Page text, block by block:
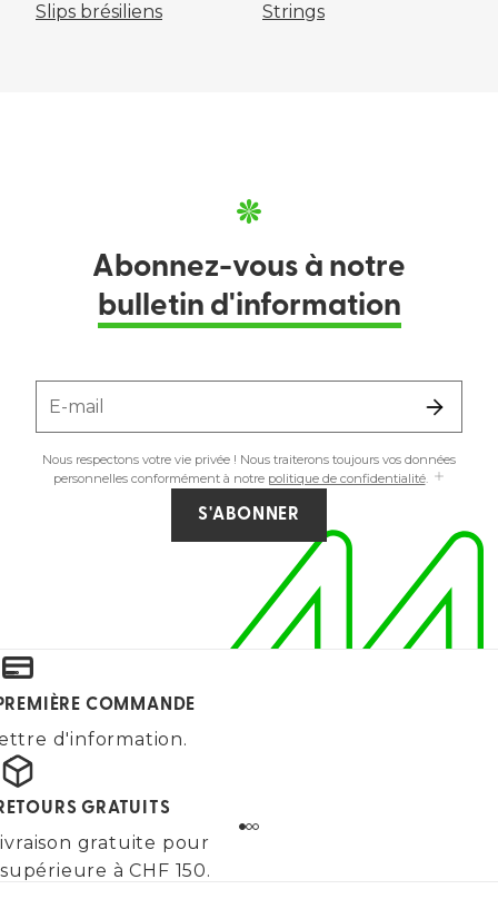
Slips brésiliens Strings
Abonnez-vous à notre
bulletin d'information
E-mail
Nous respectons votre vie privée ! Nous traiterons toujours vos données
personnelles conformément à notre politique de confidentialité.
S'ABONNER
COMMANDE
d'information.
GRATUITS
gratuite pour
à CHF 150.